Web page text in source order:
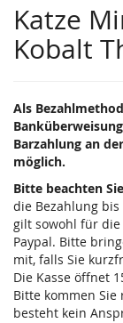
Katze
Kobalt
Als
Barzahlung an
möglich.
Bitte beachten Sie
die Bezahlung
gilt sowohl für
Paypal. Bitte
mit, falls Sie
Die Kasse öffnet
Bitte kommen
besteht kein